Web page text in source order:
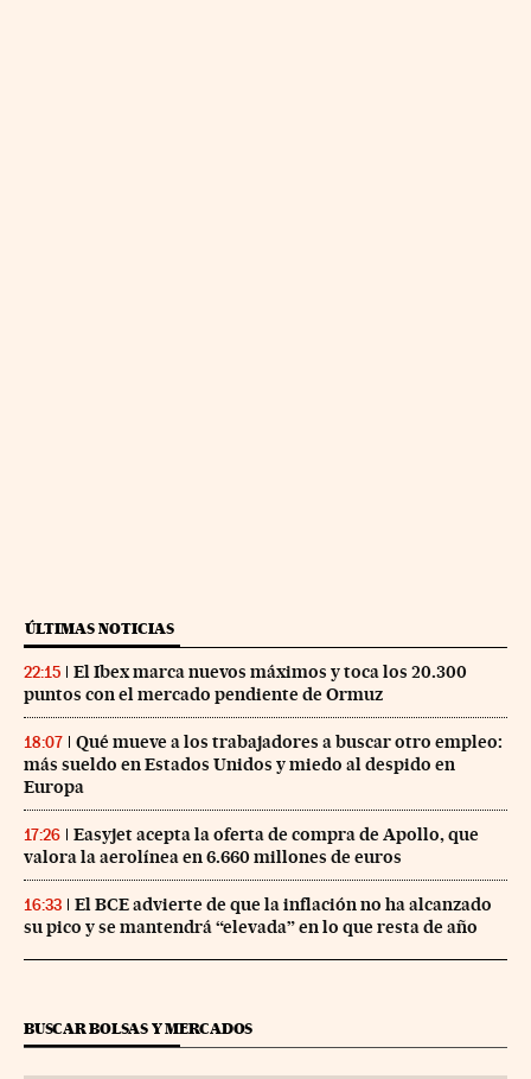
ÚLTIMAS NOTICIAS
22:15
El Ibex marca nuevos máximos y toca los 20.300
puntos con el mercado pendiente de Ormuz
18:07
Qué mueve a los trabajadores a buscar otro empleo:
más sueldo en Estados Unidos y miedo al despido en
Europa
17:26
Easyjet acepta la oferta de compra de Apollo, que
valora la aerolínea en 6.660 millones de euros
16:33
El BCE advierte de que la inflación no ha alcanzado
su pico y se mantendrá “elevada” en lo que resta de año
BUSCAR BOLSAS Y MERCADOS